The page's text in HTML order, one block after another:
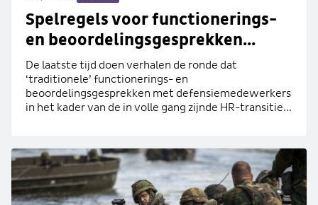
Spelregels voor functionerings-
en beoordelingsgesprekken...
De laatste tijd doen verhalen de ronde dat
‘traditionele’ functionerings- en
beoordelingsgesprekken met defensiemedewerkers
in het kader van de in volle gang zijnde HR-transitie...